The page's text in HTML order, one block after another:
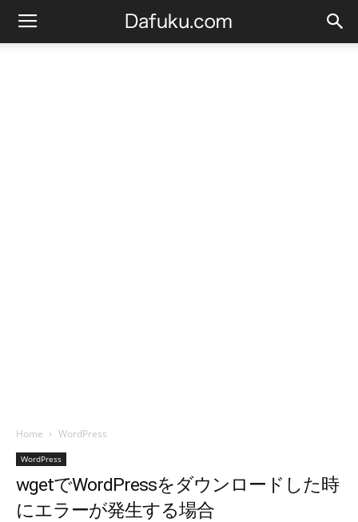
Home WordPress
WordPress
wgetでWordPressをダウンロードした時
にエラーが発生する場合